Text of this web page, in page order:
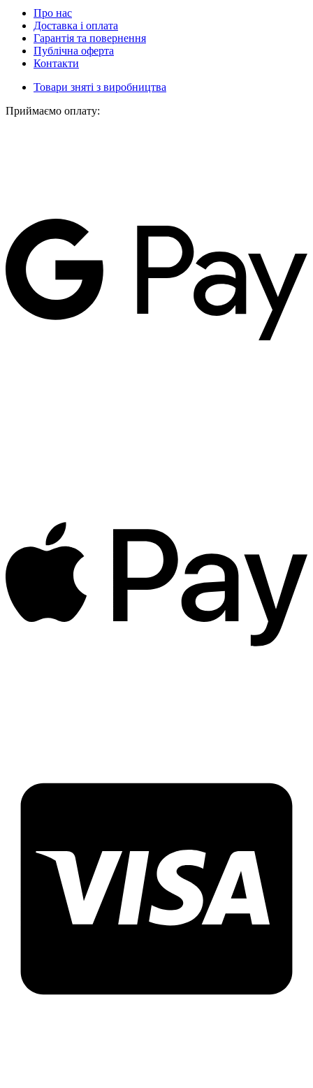
Про нас
Доставка і оплата
Гарантія та повернення
Публічна оферта
Контакти
Товари зняті з виробництва
Приймаємо оплату: